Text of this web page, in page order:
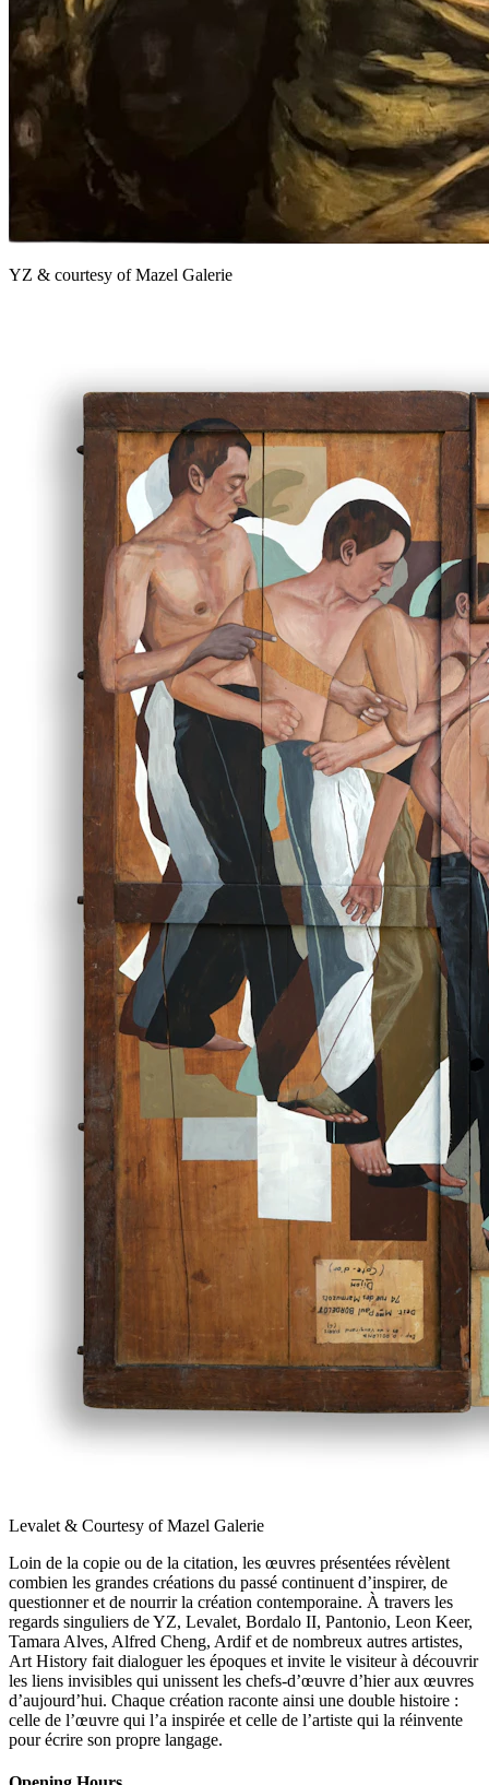
YZ & courtesy of Mazel Galerie
Levalet & Courtesy of Mazel Galerie
Loin de la copie ou de la citation, les œuvres présentées révèlent
combien les grandes créations du passé continuent d’inspirer, de
questionner et de nourrir la création contemporaine. À travers les
regards singuliers de YZ, Levalet, Bordalo II, Pantonio, Leon Keer,
Tamara Alves, Alfred Cheng, Ardif et de nombreux autres artistes,
Art History fait dialoguer les époques et invite le visiteur à découvrir
les liens invisibles qui unissent les chefs-d’œuvre d’hier aux œuvres
d’aujourd’hui. Chaque création raconte ainsi une double histoire :
celle de l’œuvre qui l’a inspirée et celle de l’artiste qui la réinvente
pour écrire son propre langage.